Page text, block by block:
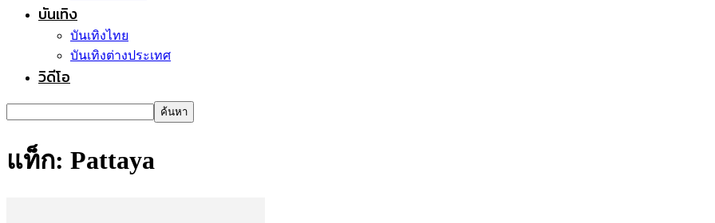
บันเทิง
บันเทิงไทย
บันเทิงต่างประเทศ
วิดีโอ
แท็ก: Pattaya